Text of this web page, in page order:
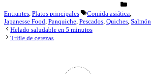
Categorías
Entrantes, Platos principales Etiquetas
Comida asiática,
Japanesse Food, Panquiche, Pescados, Quiches, Salmón
Helado saludable en 5 minutos
Trifle de cerezas